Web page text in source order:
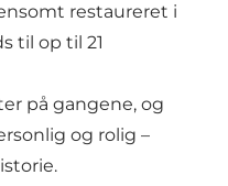
restaureret i
til op til 21
på gangene, og
og rolig –